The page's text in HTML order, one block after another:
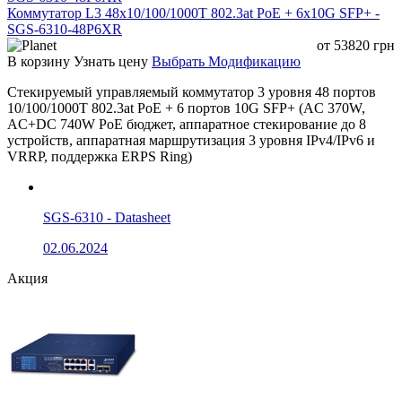
Дальность передачи
SFP
Зависит от установленного SFP-
Медный кабель
Cat5e UTP или выше
Оптический кабель
Зависит от установленного SFP-
модуля
Auto MDI/MDI-X
Поддерживается всеми RJ45
портами
скорости
VLAN режим
Поддерживается для портов 1–
сетевых штормов
перенапряжений
LED индикация
Коммутатор L3 48х10/100/1000T 802.3at PoE + 6x10G SFP+ -
SGS-6310-48P6XR
от 53820 грн
В корзину Узнать цену Выбрать Модификацию
Стекируемый управляемый коммутатор 3 уровня 48 портов
10/100/1000T 802.3at PoE + 6 портов 10G SFP+ (AC 370W,
AC+DC 740W PoE бюджет, аппаратное стекирование до 8
устройств, аппаратная маршрутизация 3 уровня IPv4/IPv6 и
VRRP, поддержка ERPS Ring)
SGS-6310 - Datasheet
02.06.2024
Акция